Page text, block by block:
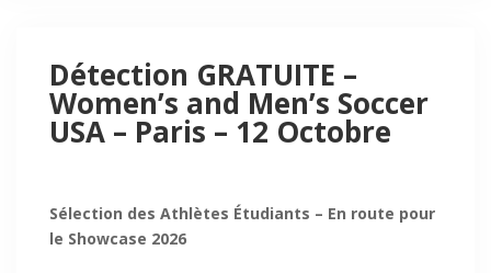
Détection GRATUITE –
Women’s and Men’s Soccer
USA – Paris – 12 Octobre
Sélection des Athlètes Étudiants – En route pour
le Showcase 2026